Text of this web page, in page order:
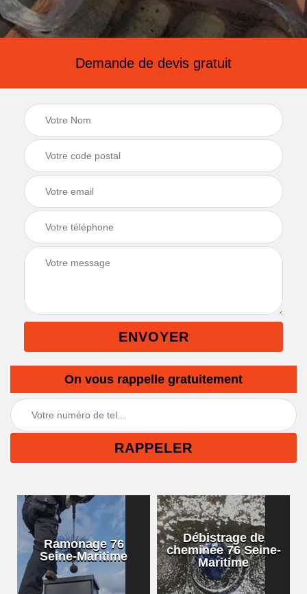
Demande de devis gratuit
On vous rappelle gratuitement
Ramonage 76
Seine-Maritime
Débistrage de
cheminée 76 Seine-
Maritime